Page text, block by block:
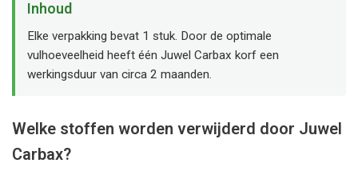
Inhoud
Elke verpakking bevat 1 stuk. Door de optimale
vulhoeveelheid heeft één Juwel Carbax korf een
werkingsduur van circa 2 maanden.
Welke stoffen worden verwijderd door Juwel
Carbax?